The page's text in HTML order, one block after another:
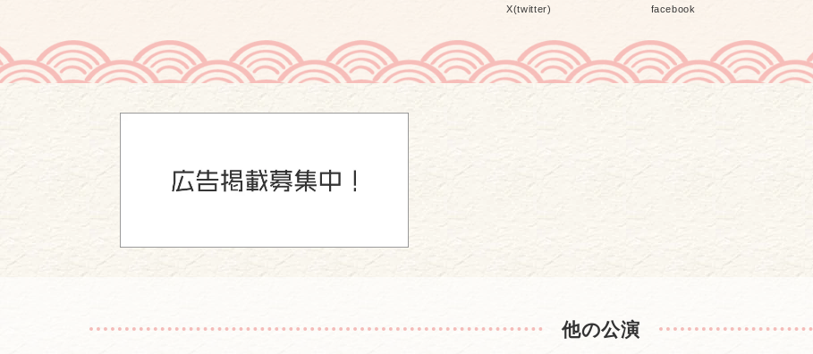
X(twitter) facebook
他の公演